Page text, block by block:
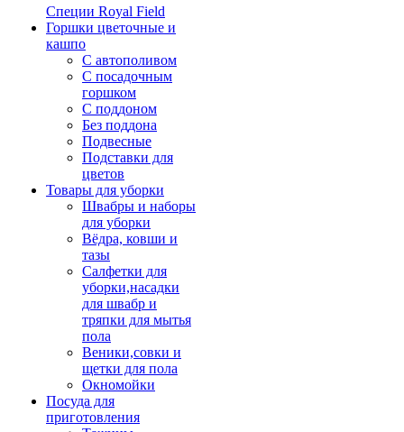
Специи Royal Field
Горшки цветочные и
кашпо
С автополивом
С посадочным
горшком
С поддоном
Без поддона
Подвесные
Подставки для
цветов
Товары для уборки
Швабры и наборы
для уборки
Вёдра, ковши и
тазы
Салфетки для
уборки,насадки
для швабр и
тряпки для мытья
пола
Веники,совки и
щетки для пола
Окномойки
Посуда для
приготовления